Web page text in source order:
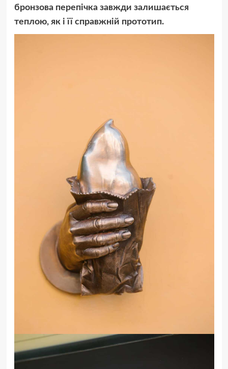
бронзова перепічка завжди залишається
теплою, як і її справжній прототип.